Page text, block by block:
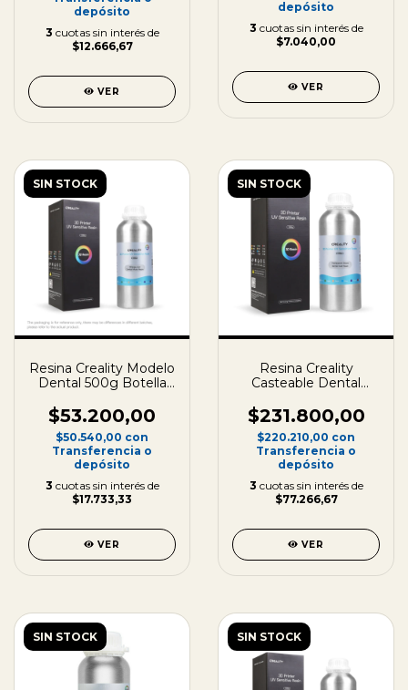
depósito
3 cuotas sin interés de
$12.666,67
VER
depósito
3 cuotas sin interés de
$7.040,00
VER
SIN STOCK
Resina Creality Modelo
Dental 500g Botella
$53.200,00
$50.540,00 con
Transferencia o
depósito
3 cuotas sin interés de
$17.733,33
VER
SIN STOCK
Resina Creality
Casteable Dental
$231.800,00
$220.210,00 con
Transferencia o
depósito
3 cuotas sin interés de
$77.266,67
VER
SIN STOCK SIN STOCK